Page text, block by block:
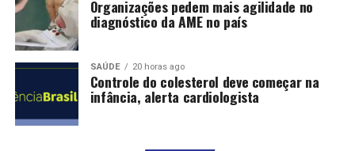
A expectativa é que a travessia para a sigla de Gilberto
Kassab, secretário de Governo de São Paulo, seja
articulada com o próprio PSDB, para manter os tucanos
na base da governadora.
A governadora deve prometer ao PSDB ajuda para
Organizações pedem mais agilidade no
diagnóstico da AME no país
SAÚDE 20 horas ago
Controle do colesterol deve começar na
infância, alerta cardiologista